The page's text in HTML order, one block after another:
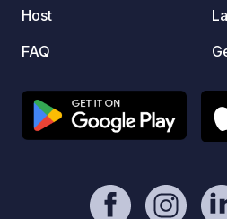
un'escursione a piedi o in
vista panoramica, per poi
stile food truck, perfetto per
condividere una deliziosa
fine giornata.
Host
FAQ